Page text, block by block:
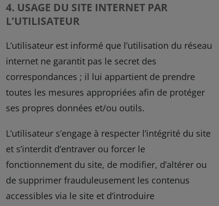
4. USAGE DU SITE INTERNET PAR
L’UTILISATEUR
L’utilisateur est informé que l’utilisation du réseau
internet ne garantit pas le secret des
correspondances ; il lui appartient de prendre
toutes les mesures appropriées afin de protéger
ses propres données et/ou outils.
L’utilisateur s’engage à respecter l’intégrité du site
et s’interdit d’entraver ou forcer le
fonctionnement du site, de modifier, d’altérer ou
de supprimer frauduleusement les contenus
accessibles via le site et d’introduire